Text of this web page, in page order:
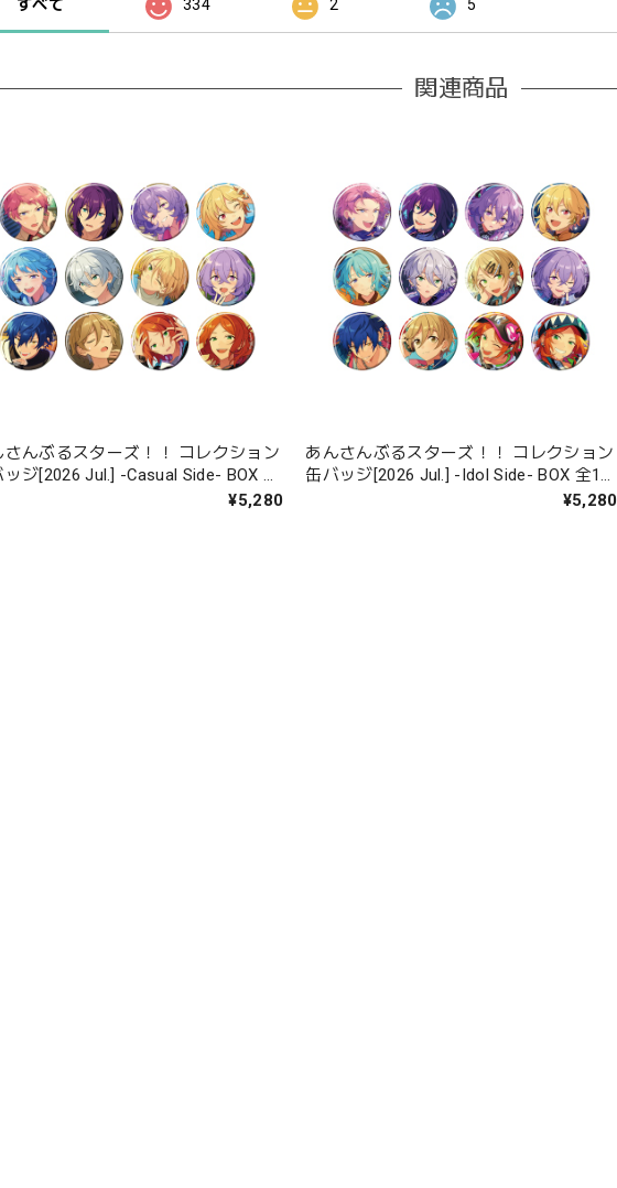
すべて 334 2 5
関連商品
さんぶるスターズ！！ コレクション
ジ[2026 Jul.] -Casual Side- BOX 全
¥5,280
あんさんぶるスターズ！！ コレクション
缶バッジ[2026 Jul.] -Idol Side- BOX 全12
¥5,280